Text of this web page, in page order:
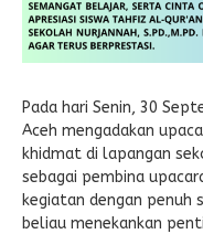
Pada hari Senin, 30
Aceh mengadakan
khidmat di lapangan
sebagai pembina
kegiatan dengan penuh
beliau menekankan